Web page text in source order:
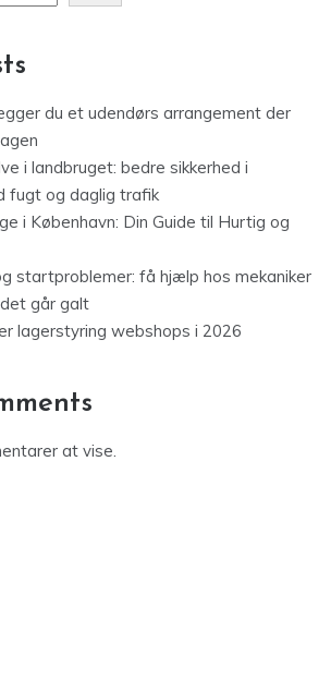
du et udendørs arrangement der
i landbruget: bedre sikkerhed i
fugt og daglig trafik
i København: Din Guide til Hurtig og
startproblemer: få hjælp hos mekaniker
går galt
lagerstyring webshops i 2026
at vise.